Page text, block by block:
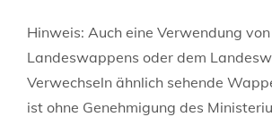
Hinweis: Auch eine Verwendung
Landeswappens oder dem
Verwechseln ähnlich sehende
ist ohne Genehmigung des